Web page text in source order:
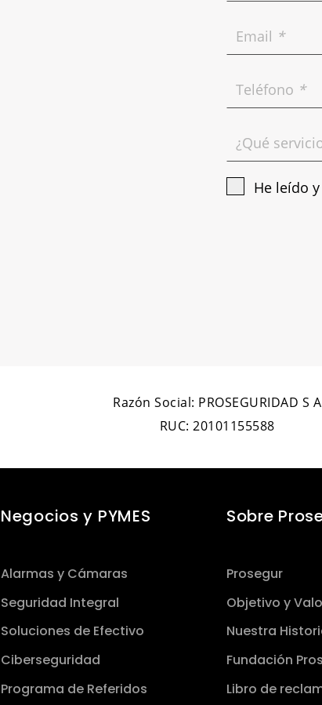
Email *
Teléfono *
¿Qué
He leído
Razón Social: PROSEGURIDAD S A
RUC: 20101155588
Negocios y PYMES
Alarmas y Cámaras
Seguridad Integral
Soluciones de Efectivo
Ciberseguridad​​​​​​​
Programa de Referidos
Sobre
Prosegur
Objetivo y
Nuestra
Fundación
Libro de